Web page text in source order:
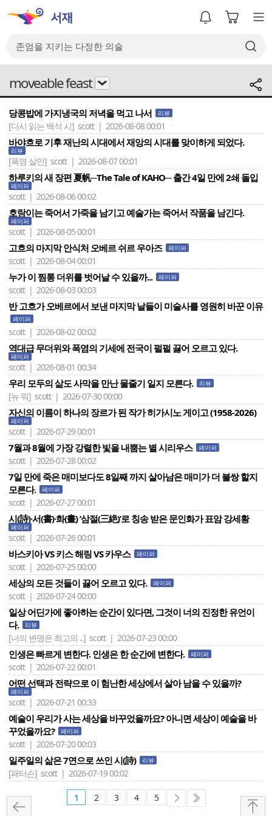
moveable feast
당콩밥에 가지냉국의 저녁을 먹고 나서 리뷰
[다시 읽는 백석 시] scott | 2026-08-08 00:01
바야흐로 기후 재난의 시대에서 재앙의 시대를 맞이하게 되었다.
리뷰
[폭염 살인] scott | 2026-08-07 00:01
하루키의 새 장편 夏帆─The Tale of KAHO─ 출간 4일 만에 2쇄 돌입
페이퍼
scott | 2026-08-06 00:02
호랑이는 죽어서 가죽을 남기고 예술가는 죽어서 작품을 남긴다.
페이퍼
scott | 2026-08-05 00:01
고흐의 마지막 안식처 오베르 쉬르 우아즈 페이퍼
scott | 2026-08-04 00:01
누가 이 찜통 더위를 벗어날 수 있을까... 페이퍼
scott | 2026-08-03 00:03
반 고흐가 오베르에서 보낸 마지막 날들이 미술사를 영원히 바꾼 이유
페이퍼
scott | 2026-08-02 00:02
역대급 무더위와 폭염의 기세에 전국이 펄펄 끓어 오르고 있다.
페이퍼
scott | 2026-08-01 00:34
우리 모두의 삶도 사막을 만난 물줄기 일지 모른다. 리뷰
[뉴 워] scott | 2026-07-30 00:00
자신의 이름이 하나의 장르가 된 작가 히가시노 게이고 (1958-2026)
페이퍼
scott | 2026-07-29 00:01
7월과 8월에 가장 강렬한 빛을 내뿜는 별 시리우스 페이퍼
scott | 2026-07-28 00:02
7일 만에 죽은 매미보다도 8일째 까지 살아남은 매미가 더 불쌍 할지
모른다.
페이퍼
scott | 2026-07-27 00:01
시(詩)·서(書)·화(畫) ‘삼절(三絶)’로 칭송 받은 문인화가 표암 강세황
페이퍼
scott | 2026-07-26 00:01
바스키아 VS 키스 해링 VS 카우스 페이퍼
scott | 2026-07-25 00:00
세상의 모든 것들이 끓어 오르고 있다. 페이퍼
scott | 2026-07-24 00:00
일상 어딘가에 좋아하는 순간이 있다면, 그것이 너의 진정한 유언이
다.
리뷰
[너의 변명은 최고의 ..] scott | 2026-07-23 00:00
인생은 빠르게 변한다. 인생은 한 순간에 변한다. 페이퍼
scott | 2026-07-22 00:01
어떤 선택과 전략으로 이 험난한 세상에서 살아 남을 수 있을까?
페이퍼
scott | 2026-07-21 00:33
예술이 우리가 사는 세상을 바꾸었을까요? 아니면 세상이 예술을 바
꾸었을까요?
페이퍼
scott | 2026-07-20 00:03
일주일의 삶은 7연으로 쓰인 시(詩) 리뷰
[패터슨] scott | 2026-07-19 00:02
1 2 3 4 5